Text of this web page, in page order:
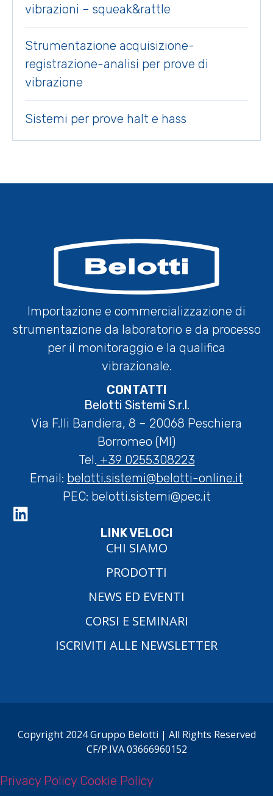
vibrazioni – squeak&rattle
Strumentazione acquisizione-
registrazione-analisi per prove di
vibrazione
Sistemi per prove halt e hass
Importazione e commercializzazione di
strumentazione da laboratorio e da processo
per il monitoraggio e la qualifica
vibrazionale.
CONTATTI
Belotti Sistemi S.r.l.
Via F.lli Bandiera, 8 – 20068 Peschiera
Borromeo (MI)
Tel. +39 0255308223
Email: belotti.sistemi@belotti-online.it
PEC: belotti.sistemi@pec.it
LINK VELOCI
CHI SIAMO
PRODOTTI
NEWS ED EVENTI
CORSI E SEMINARI
ISCRIVITI ALLE NEWSLETTER
Copyright 2024 Gruppo Belotti | All Rights Reserved
CF/P.IVA 03666960152
Privacy Policy Cookie Policy